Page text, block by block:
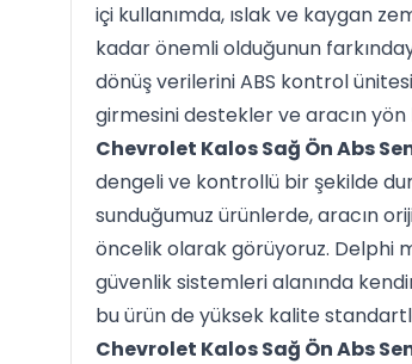
içi kullanımda, ıslak ve kaygan
kadar önemli olduğunun
dönüş verilerini ABS kontrol
girmesini destekler ve aracın
Chevrolet Kalos Sağ Ön Abs
dengeli ve kontrollü bir şekilde
sunduğumuz ürünlerde, aracın
öncelik olarak görüyoruz. Delphi
güvenlik sistemleri alanında
bu ürün de yüksek kalite
Chevrolet Kalos Sağ Ön Abs